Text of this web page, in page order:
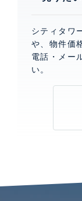
シティタワ
や、物件価
電話・メー
い。